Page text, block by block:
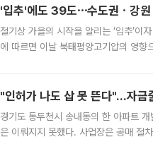
'입추'에도 39도⋯수도권ㆍ강
절기상 가을의 시작을 알리는 ‘입추’
에 따르면 이날 북태평양고기압의 영
"인허가 나도 삽 못 뜬다"…자
경기도 동두천시 송내동의 한 아파트
은 이뤄지지 못했다. 사업장은 공매